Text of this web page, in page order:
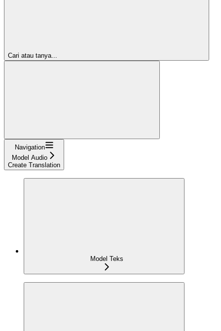
Cari atau tanya...
Navigation
Model Audio
Create Translation
Model Teks